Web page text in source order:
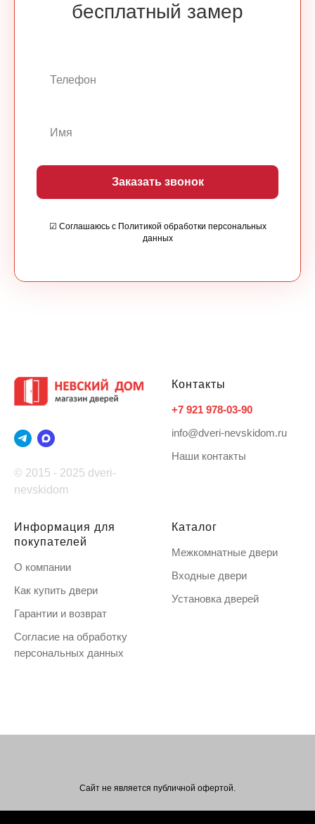
бесплатный замер
Заказать звонок
☑ Соглашаюсь с Политикой обработки персональных
данных
© 2015 - 2025 dveri-
nevskidom
Контакты
+7 921 978-03-90
info@dveri-nevskidom.ru
Наши контакты
Информация для
покупателей
О компании
Как купить двери
Гарантии и возврат
Согласие на обработку
персональных данных
Каталог
Межкомнатные двери
Входные двери
Установка дверей
Сайт не является публичной офертой.